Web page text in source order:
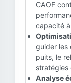
CAOF
capacité
guider les
puits, le
stratégies
Analyse